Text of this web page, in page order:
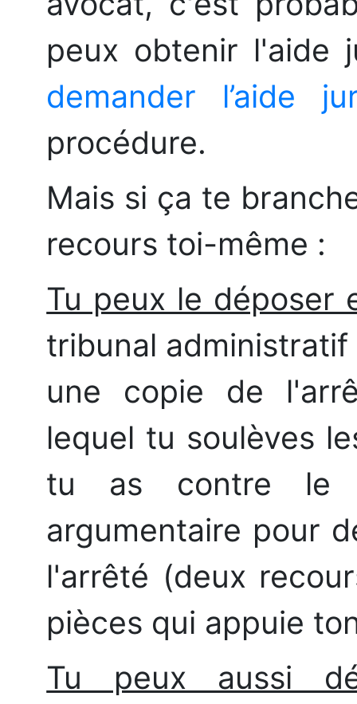
peux obtenir l'aide
demander l’aide
procédure.
Mais si ça te
recours toi-même :
Tu peux le déposer
tribunal
une copie de
lequel tu soulèves
tu as contre le
argumentaire pour
l'arrêté (deux
pièces qui appuie
Tu peux aussi